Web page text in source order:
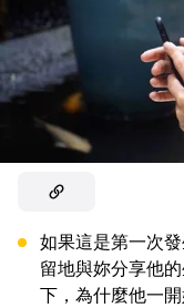
如果這是第一次
留地與妳分享他
下，為什麼他一